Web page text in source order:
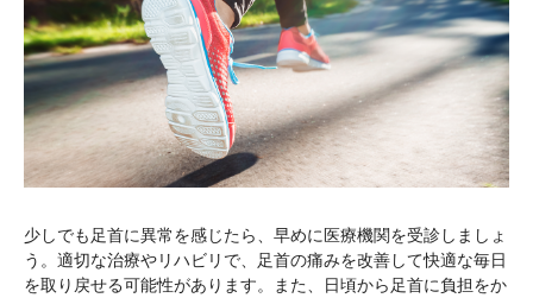
少しでも足首に異常を感じたら、早めに医療機関を受診しましょ
う。適切な治療やリハビリで、足首の痛みを改善して快適な毎日
を取り戻せる可能性があります。また、日頃から足首に負担をか